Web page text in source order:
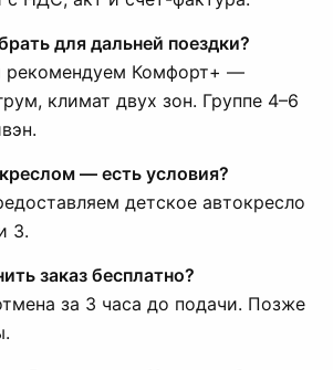
для дальней поездки?
рекомендуем Комфорт+ —
климат двух зон. Группе 4–6
— есть условия?
детское автокресло
3.
заказ бесплатно?
за 3 часа до подачи. Позже